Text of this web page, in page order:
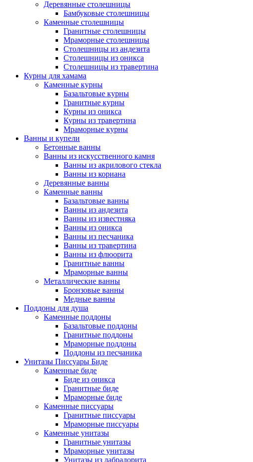
Деревянные столешницы
Бамбуковые столешницы
Каменные столешницы
Гранитные столешницы
Мраморные столешницы
Столешницы из андезита
Столешницы из оникса
Столешницы из травертина
Курны для хамама
Каменные курны
Базальтовые курны
Гранитные курны
Курны из оникса
Курны из травертина
Мраморные курны
Ванны и купели
Бетонные ванны
Ванны из искусственного камня
Ванны из акрилового стекла
Ванны из кориана
Деревянные ванны
Каменные ванны
Базальтовые ванны
Ванны из андезита
Ванны из известняка
Ванны из оникса
Ванны из песчаника
Ванны из травертина
Ванны из флюорита
Гранитные ванны
Мраморные ванны
Металлические ванны
Бронзовые ванны
Медные ванны
Поддоны для душа
Каменные поддоны
Базальтовые поддоны
Гранитные поддоны
Мраморные поддоны
Поддоны из песчаника
Унитазы Писсуары Биде
Каменные биде
Биде из оникса
Гранитные биде
Мраморные биде
Каменные писсуары
Гранитные писсуары
Мраморные писсуары
Каменные унитазы
Гранитные унитазы
Мраморные унитазы
Унитазы из лабрадорита